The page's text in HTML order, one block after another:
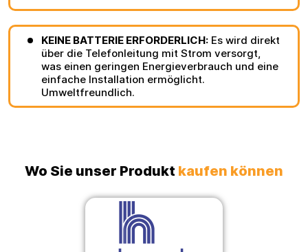
KEINE BATTERIE ERFORDERLICH: Es wird direkt
über die Telefonleitung mit Strom versorgt,
was einen geringen Energieverbrauch und eine
einfache Installation ermöglicht.
Umweltfreundlich.
Wo Sie unser Produkt kaufen können